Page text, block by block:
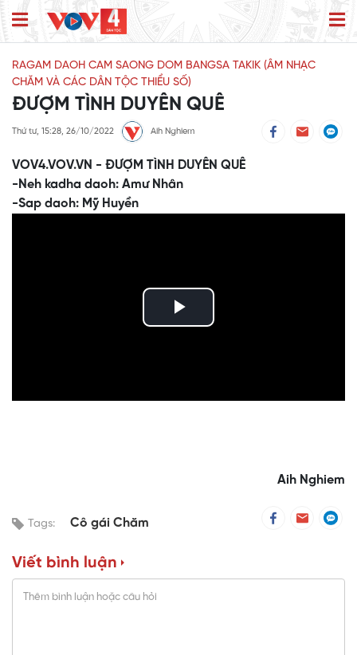
RAGAM DAOH CAM SAONG DOM BANGSA TAKIK (ÂM NHẠC
CHĂM VÀ CÁC DÂN TỘC THIỂU SỐ)
ĐƯỢM TÌNH DUYÊN QUÊ
Thứ tư, 15:28, 26/10/2022 Aih Nghiem
VOV4.VOV.VN - ĐƯỢM TÌNH DUYÊN QUÊ
-Neh kadha daoh: Amư Nhân
-Sap daoh: Mỹ Huyền
Play
Aih Nghiem
Tags: Cô gái Chăm
Viết bình luận